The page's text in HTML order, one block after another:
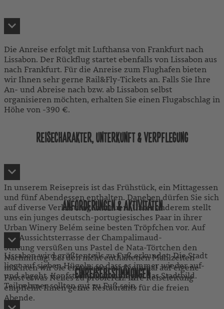
Die Anreise erfolgt mit Lufthansa von Frankfurt nach
Lissabon. Der Rückflug startet ebenfalls von Lissabon aus
nach Frankfurt. Für die Anreise zum Flughafen bieten
wir Ihnen sehr gerne Rail&Fly-Tickets an. Falls Sie Ihre
An- und Abreise nach bzw. ab Lissabon selbst
organisieren möchten, erhalten Sie einen Flugabschlag in
Höhe von -390 €.
REISECHARAKTER, UNTERKUNFT & VERPFLEGUNG
In unserem Reisepreis ist das Frühstück, ein Mittagessen
und fünf Abendessen enthalten. Daneben dürfen Sie sich
auf diverse Verkostungen freuen. Unter anderem stellt
uns ein junges deutsch-portugiesisches Paar in ihrer
Urban Winery Belém seine besten Tröpfchen vor. Auf
der Aussichtsterrasse der Champalimaud-
Stiftung versüßen uns Pastel de Nata-Törtchen den
Nachmittag. Bei den nicht enthaltenen Mahlzeiten
möchten wir Sie ermutigen, auch einmal auf eigene
Faust etwas Neues zu probieren. Ihre Reiseleitung
empfiehlt Ihnen gerne Restaurants für die freien
Abende.
ANFORDERUNGEN & AKTIVITÄTEN
Lissabon wird größtenteils zu Fuß erkundet. Die Stadt
liegt auf sieben Hügeln, so dass es immer wieder auf-
und abgeht. Kopfsteinpflaster prägen das Stadtbild.
Teilnehmer sollten gut zu Fuß sein.
EINREISEBESTIMMUNGEN